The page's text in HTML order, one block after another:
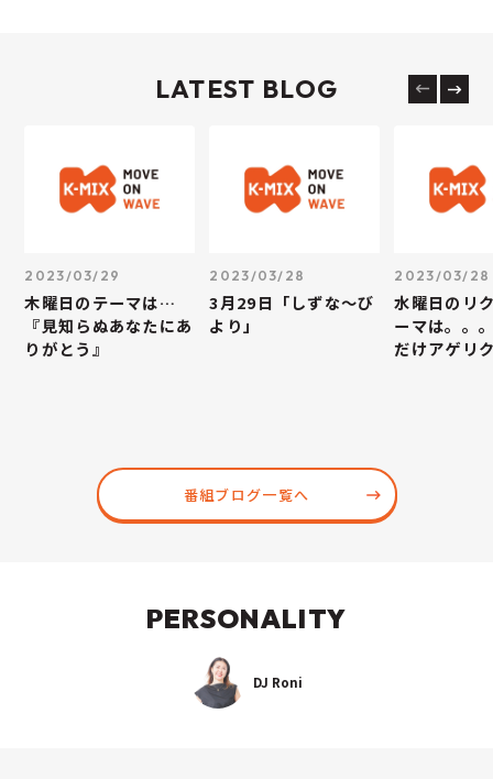
LATEST BLOG
2023/03/29
木曜日のテーマは…
『見知らぬあなたにあ
りがとう』
2023/03/28
3月29日「しずな～び
より」
2023/03/28
水曜日のリ
ーマは。。
だけアゲリ
番組ブログ一覧へ
PERSONALITY
DJ Roni